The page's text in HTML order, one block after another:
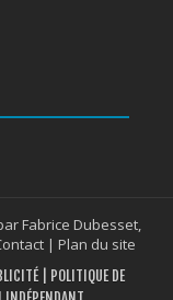
Fabrice Dubesset,
| Plan du site
POLITIQUE DE